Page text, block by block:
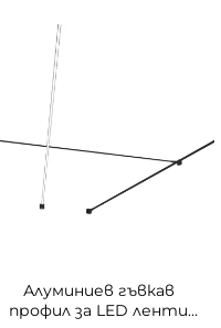
Алуминиев гъвкав
профил за LED ленти